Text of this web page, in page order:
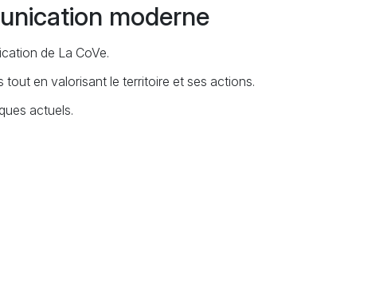
moderne
de La CoVe.
en valorisant le territoire et ses actions.
actuels.